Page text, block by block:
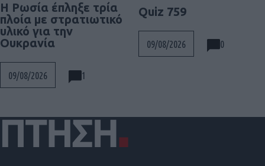
Η Ρωσία έπληξε τρία
πλοία με στρατιωτικό
υλικό για την
Ουκρανία
09/08/2026 1
Quiz 759
09/08/2026 0